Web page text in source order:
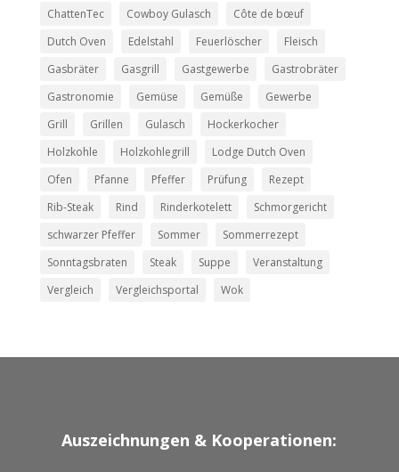
ChattenTec
Cowboy Gulasch
Côte de bœuf
Dutch Oven
Edelstahl Feuerlöscher
Fleisch
Gasbräter
Gasgrill Gastgewerbe
Gastrobräter
Gastronomie
Gemüse Gemüße
Gewerbe
Grill
Grillen Gulasch
Hockerkocher
Holzkohle
Holzkohlegrill
Lodge Dutch Oven
Ofen
Pfanne Pfeffer Prüfung
Rezept
Rib-Steak
Rind Rinderkotelett
Schmorgericht
schwarzer Pfeffer
Sommer
Sommerrezept
Sonntagsbraten
Steak Suppe
Veranstaltung
Vergleich
Vergleichsportal Wok
Auszeichnungen & Kooperationen: